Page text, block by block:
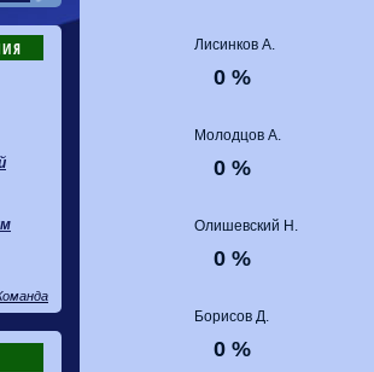
Лисинков А.
0 %
Молодцов А.
0 %
Олишевский Н.
0 %
Борисов Д.
0 %